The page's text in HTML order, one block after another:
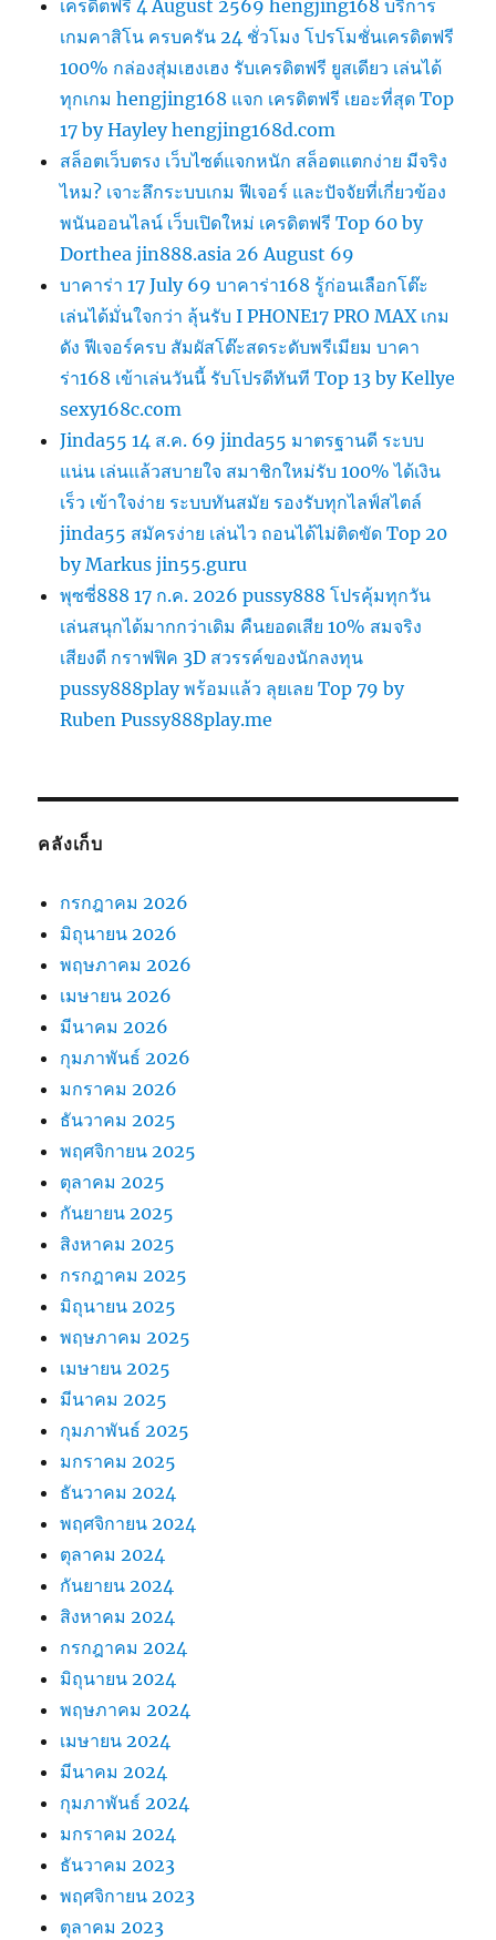
เครดิตฟรี 4 August 2569 hengjing168 บริการ
เกมคาสิโน ครบครัน 24 ชั่วโมง โปรโมชั่นเครดิตฟรี
100% กล่องสุ่มเฮงเฮง รับเครดิตฟรี ยูสเดียว เล่นได้
ทุกเกม hengjing168 แจก เครดิตฟรี เยอะที่สุด Top
17 by Hayley hengjing168d.com
สล็อตเว็บตรง เว็บไซต์แจกหนัก สล็อตแตกง่าย มีจริง
ไหม? เจาะลึกระบบเกม ฟีเจอร์ และปัจจัยที่เกี่ยวข้อง
พนันออนไลน์ เว็บเปิดใหม่ เครดิตฟรี Top 60 by
Dorthea jin888.asia 26 August 69
บาคาร่า 17 July 69 บาคาร่า168 รู้ก่อนเลือกโต๊ะ
เล่นได้มั่นใจกว่า ลุ้นรับ I PHONE17 PRO MAX เกม
ดัง ฟีเจอร์ครบ สัมผัสโต๊ะสดระดับพรีเมียม บาคา
ร่า168 เข้าเล่นวันนี้ รับโปรดีทันที Top 13 by Kellye
sexy168c.com
Jinda55 14 ส.ค. 69 jinda55 มาตรฐานดี ระบบ
แน่น เล่นแล้วสบายใจ สมาชิกใหม่รับ 100% ได้เงิน
เร็ว เข้าใจง่าย ระบบทันสมัย รองรับทุกไลฟ์สไตล์
jinda55 สมัครง่าย เล่นไว ถอนได้ไม่ติดขัด Top 20
by Markus jin55.guru
พุซซี่888 17 ก.ค. 2026 pussy888 โปรคุ้มทุกวัน
เล่นสนุกได้มากกว่าเดิม คืนยอดเสีย 10% สมจริง
เสียงดี กราฟฟิค 3D สวรรค์ของนักลงทุน
pussy888play พร้อมแล้ว ลุยเลย Top 79 by
Ruben Pussy888play.me
คลังเก็บ
กรกฎาคม 2026
มิถุนายน 2026
พฤษภาคม 2026
เมษายน 2026
มีนาคม 2026
กุมภาพันธ์ 2026
มกราคม 2026
ธันวาคม 2025
พฤศจิกายน 2025
ตุลาคม 2025
กันยายน 2025
สิงหาคม 2025
กรกฎาคม 2025
มิถุนายน 2025
พฤษภาคม 2025
เมษายน 2025
มีนาคม 2025
กุมภาพันธ์ 2025
มกราคม 2025
ธันวาคม 2024
พฤศจิกายน 2024
ตุลาคม 2024
กันยายน 2024
สิงหาคม 2024
กรกฎาคม 2024
มิถุนายน 2024
พฤษภาคม 2024
เมษายน 2024
มีนาคม 2024
กุมภาพันธ์ 2024
มกราคม 2024
ธันวาคม 2023
พฤศจิกายน 2023
ตุลาคม 2023